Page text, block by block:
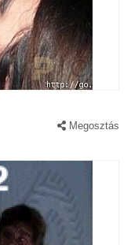
Megosztás